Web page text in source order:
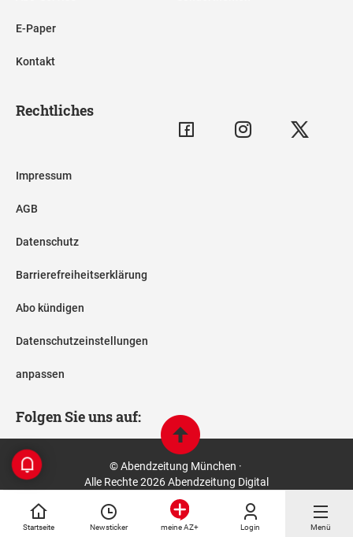
Startseite Newsticker meine AZ+ Login Menü
E-Paper
Kontakt
Rechtliches
Impressum
AGB
Datenschutz
Barrierefreiheitserklärung
Abo kündigen
Datenschutzeinstellungen
anpassen
Folgen Sie uns auf:
© Abendzeitung München ·
Alle Rechte 2026 Abendzeitung Digital